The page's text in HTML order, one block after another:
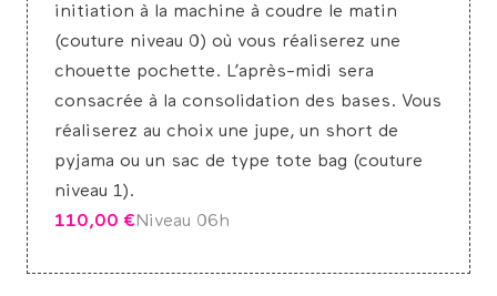
initiation à la machine à coudre le matin
(couture niveau 0) où vous réaliserez une
chouette pochette. L’après-midi sera
consacrée à la consolidation des bases. Vous
réaliserez au choix une jupe, un short de
pyjama ou un sac de type tote bag (couture
niveau 1).
110,00 €Niveau 06h